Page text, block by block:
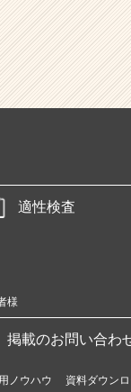
適性検査
様
掲載のお問い合わ
ノウハウ 資料ダウン